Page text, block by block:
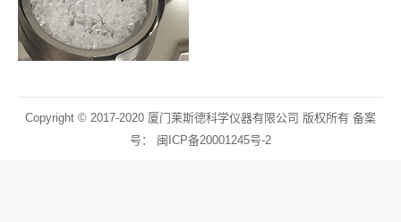
Copyright © 2017-2020 厦门莱斯德科学仪器有限公司 版权所有 备案
号： 闽ICP备20001245号-2